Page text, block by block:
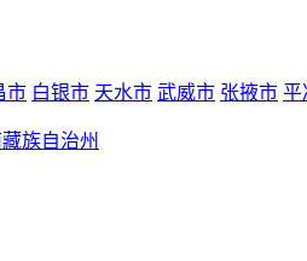
市 白银市 天水市 武威市 张掖市 平
族自治州